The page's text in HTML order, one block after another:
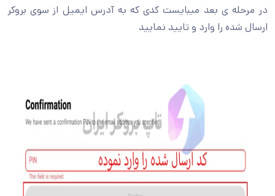
در مرحله ی بعد میبایست کدی که به آدرس ایمیل از سوی بروکر
ارسال شده را وارد و تایید نمایید